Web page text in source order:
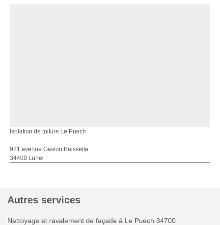
Isolation de toiture Le Puech
921 avenue Gaston Baissette
34400 Lunel
Autres services
Nettoyage et ravalement de façade à Le Puech 34700